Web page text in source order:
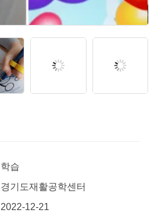
학습
경기도재활공학센터
2022-12-21